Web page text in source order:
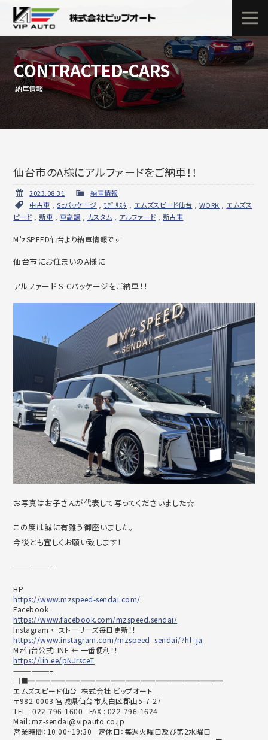
CONTRACTED-CARS
納車情報
仙台市のA様にアルファードをご納車！！
2023.08.31
納車情報
中古車 ,Scパッケージ ,ﾓﾃﾞﾘｽﾀ エムズスピード仙台 WORK
エムズス
ピード ,新車 車高調 カスタム アルファード 新古車
M’zSPEED仙台より納車情報です
仙台市にお住まいのA様に
アルファード S-Cパッケージをご納車！！
お写真はお子さんが代表して写ってくださいました☆
この度は誠に有難う御座いました。
今後とも宜しくお願い致します！
——————-
HP
https://www.mzspeed-sendai.com/
Facebook
https://www.facebook.com/mzspeed.sendai/
Instagram ←ストーリーズ毎日更新！！
https://www.instagram.com/mzspeed_sendai/?hl=ja
Mz仙台公式LINE ← 一番便利！！
https://lin.ee/pNJrsceT
——————–
□■━━━━━━━━━━━━━━━━━━━━━━━━━━
エムズスピード仙台 株式会社 ビップオート
〒982-0003 宮城県仙台市太白区郡山5-7-27
TEL : 022-796-1600 FAX : 022-796-1624
Mail：mz-sendai@vipauto.co.jp
営業時間：10:00~19:30 定休日：毎週火曜日及び第2水曜日